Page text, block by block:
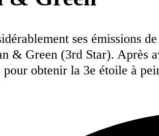
ses émissions
& Green (3rd Star). Après
obtenir la 3e étoile à